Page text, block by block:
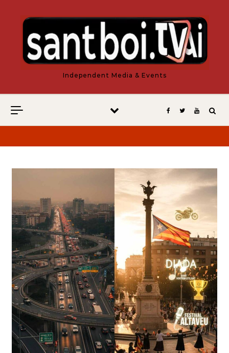
Independent Media & Events